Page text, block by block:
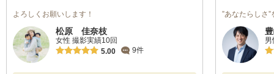
よろしくお願いします！
松原 佳奈枝
女性 撮影実績10回
5.00
9件
”あなたらしさ